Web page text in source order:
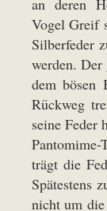
an deren
Vogel Greif
Silberfeder
werden.
dem bösen
Rückweg
seine Feder
trägt die
Spätestens
nicht um